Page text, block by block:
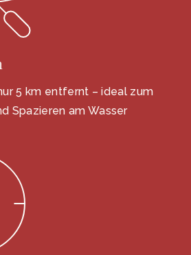
5 km entfernt – ideal zum
Spazieren am Wasser